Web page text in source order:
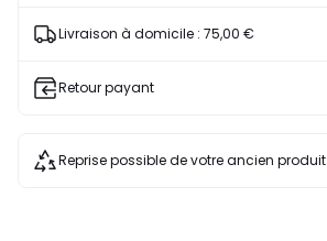
Livraison à domicile : 75,00 €
Retour payant
Reprise possible de votre ancien produit